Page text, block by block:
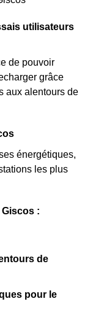
utilisateurs
de pouvoir
grâce
aux alentours de
énergétiques,
les plus
:
de
pour le